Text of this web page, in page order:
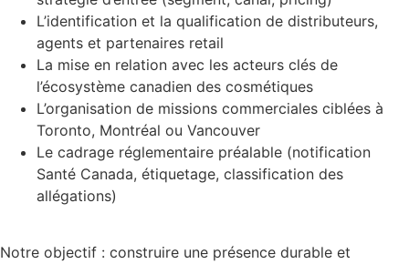
L’identification et la qualification de distributeurs,
agents et partenaires retail
La mise en relation avec les acteurs clés de
l’écosystème canadien des cosmétiques
L’organisation de missions commerciales ciblées à
Toronto, Montréal ou Vancouver
Le cadrage réglementaire préalable (notification
Santé Canada, étiquetage, classification des
allégations)
Notre objectif : construire une présence durable et